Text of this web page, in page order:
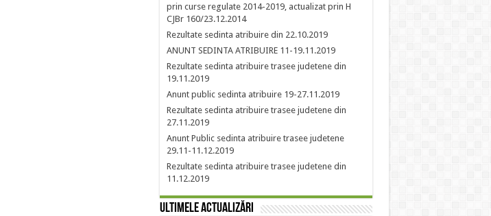
prin curse regulate 2014-2019, actualizat prin H
CJBr 160/23.12.2014
Rezultate sedinta atribuire din 22.10.2019
ANUNT SEDINTA ATRIBUIRE 11-19.11.2019
Rezultate sedinta atribuire trasee judetene din
19.11.2019
Anunt public sedinta atribuire 19-27.11.2019
Rezultate sedinta atribuire trasee judetene din
27.11.2019
Anunt Public sedinta atribuire trasee judetene
29.11-11.12.2019
Rezultate sedinta atribuire trasee judetene din
11.12.2019
Ultimele actualizări